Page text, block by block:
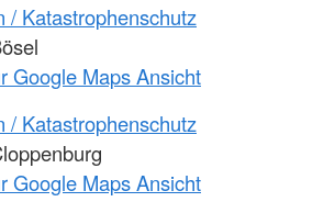
/ Katastrophenschutz
Google Maps Ansicht
/ Katastrophenschutz
Google Maps Ansicht